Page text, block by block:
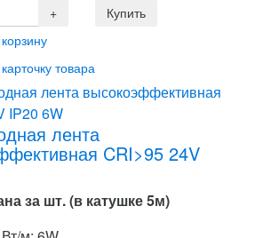
товара
лента
CRI>95 24V
за шт. (в катушке 5м)